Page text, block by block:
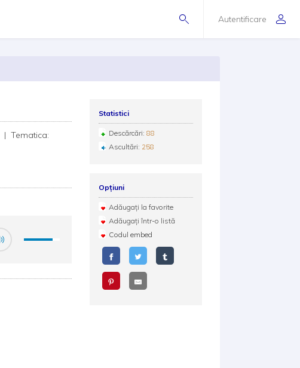
Autentificare
| Tematica:
Statistici
Descărcări: 88
Ascultări: 258
Opțiuni
Adăugați la favorite
Adăugați într-o listă
Codul embed